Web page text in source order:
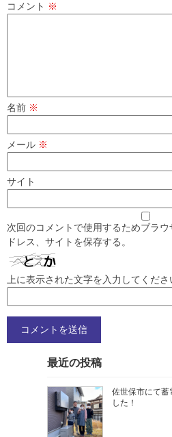
コメント ※
名前 ※
メール ※
サイト
次回のコメントで使用するためブラ
ドレス、サイトを保存する。
上に表示された文字を入力してくださ
最近の投稿
佐世保市にて蓄
した！